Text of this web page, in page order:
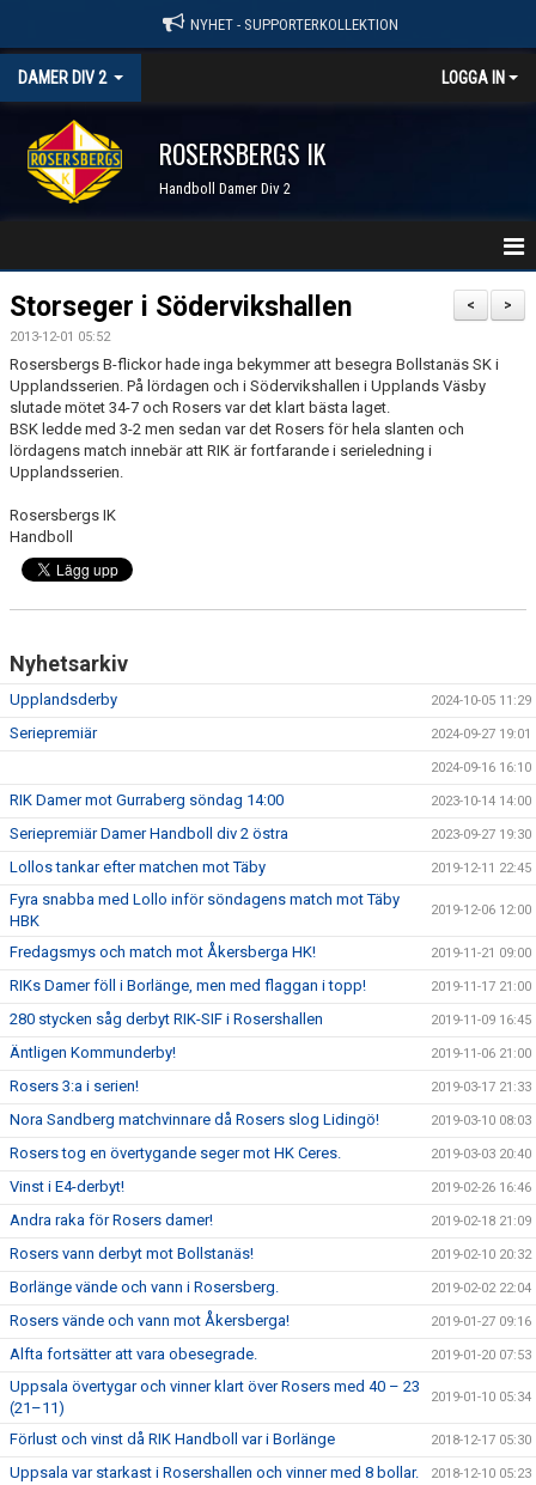
NYHET - SUPPORTERKOLLEKTION
DAMER DIV 2 LOGGA IN
ROSERSBERGS IK
Handboll Damer Div 2
STARTSIDA
NYHETER
KALENDER
TRUPPEN
KONTAKT
DOKUMENT
BILDGALLERI
MATCHER
>
<
Storseger i Södervikshallen
2013-12-01 05:52
Rosersbergs B-flickor hade inga bekymmer att besegra Bollstanäs SK i
Upplandsserien. På lördagen och i Södervikshallen i Upplands Väsby
slutade mötet 34-7 och Rosers var det klart bästa laget.
BSK ledde med 3-2 men sedan var det Rosers för hela slanten och
lördagens match innebär att RIK är fortfarande i serieledning i
Upplandsserien.
Rosersbergs IK
Handboll
Nyhetsarkiv
Upplandsderby 2024-10-05 11:29
Seriepremiär 2024-09-27 19:01
2024-09-16 16:10
RIK Damer mot Gurraberg söndag 14:00 2023-10-14 14:00
Seriepremiär Damer Handboll div 2 östra 2023-09-27 19:30
Lollos tankar efter matchen mot Täby 2019-12-11 22:45
Fyra snabba med Lollo inför söndagens match mot Täby
HBK
2019-12-06 12:00
Fredagsmys och match mot Åkersberga HK! 2019-11-21 09:00
RIKs Damer föll i Borlänge, men med flaggan i topp! 2019-11-17 21:00
280 stycken såg derbyt RIK-SIF i Rosershallen 2019-11-09 16:45
Äntligen Kommunderby! 2019-11-06 21:00
Rosers 3:a i serien! 2019-03-17 21:33
Nora Sandberg matchvinnare då Rosers slog Lidingö! 2019-03-10 08:03
Rosers tog en övertygande seger mot HK Ceres. 2019-03-03 20:40
Vinst i E4-derbyt! 2019-02-26 16:46
Andra raka för Rosers damer! 2019-02-18 21:09
Rosers vann derbyt mot Bollstanäs! 2019-02-10 20:32
Borlänge vände och vann i Rosersberg. 2019-02-02 22:04
Rosers vände och vann mot Åkersberga! 2019-01-27 09:16
Alfta fortsätter att vara obesegrade. 2019-01-20 07:53
Uppsala övertygar och vinner klart över Rosers med 40 – 23
(21–11)
2019-01-10 05:34
Förlust och vinst då RIK Handboll var i Borlänge 2018-12-17 05:30
Uppsala var starkast i Rosershallen och vinner med 8 bollar. 2018-12-10 05:23